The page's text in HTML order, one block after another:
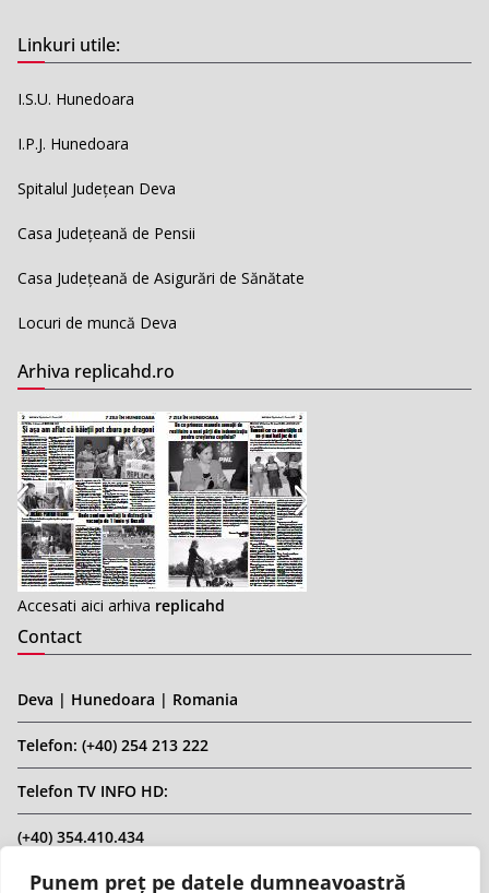
Punem preț pe datele dumneavoastră
Linkuri utile:
I.S.U. Hunedoara
I.P.J. Hunedoara
Spitalul Județean Deva
Casa Județeană de Pensii
Casa Județeană de Asigurări de Sănătate
Locuri de muncă Deva
Arhiva replicahd.ro
Accesati aici arhiva replicahd
Contact
Deva | Hunedoara | Romania
Telefon: (+40) 254 213 222
Telefon TV INFO HD:
(+40) 354.410.434